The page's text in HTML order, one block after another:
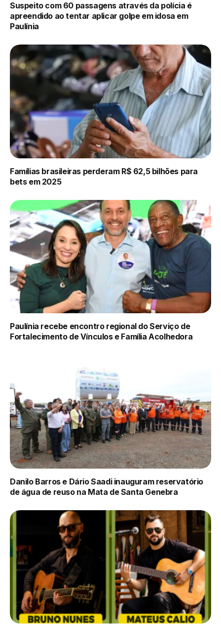
Suspeito com 60 passagens através da polícia é
apreendido ao tentar aplicar golpe em idosa em
Paulínia
Famílias brasileiras perderam R$ 62,5 bilhões para
bets em 2025
Paulínia recebe encontro regional do Serviço de
Fortalecimento de Vínculos e Família Acolhedora
Danilo Barros e Dário Saadi inauguram reservatório
de água de reuso na Mata de Santa Genebra